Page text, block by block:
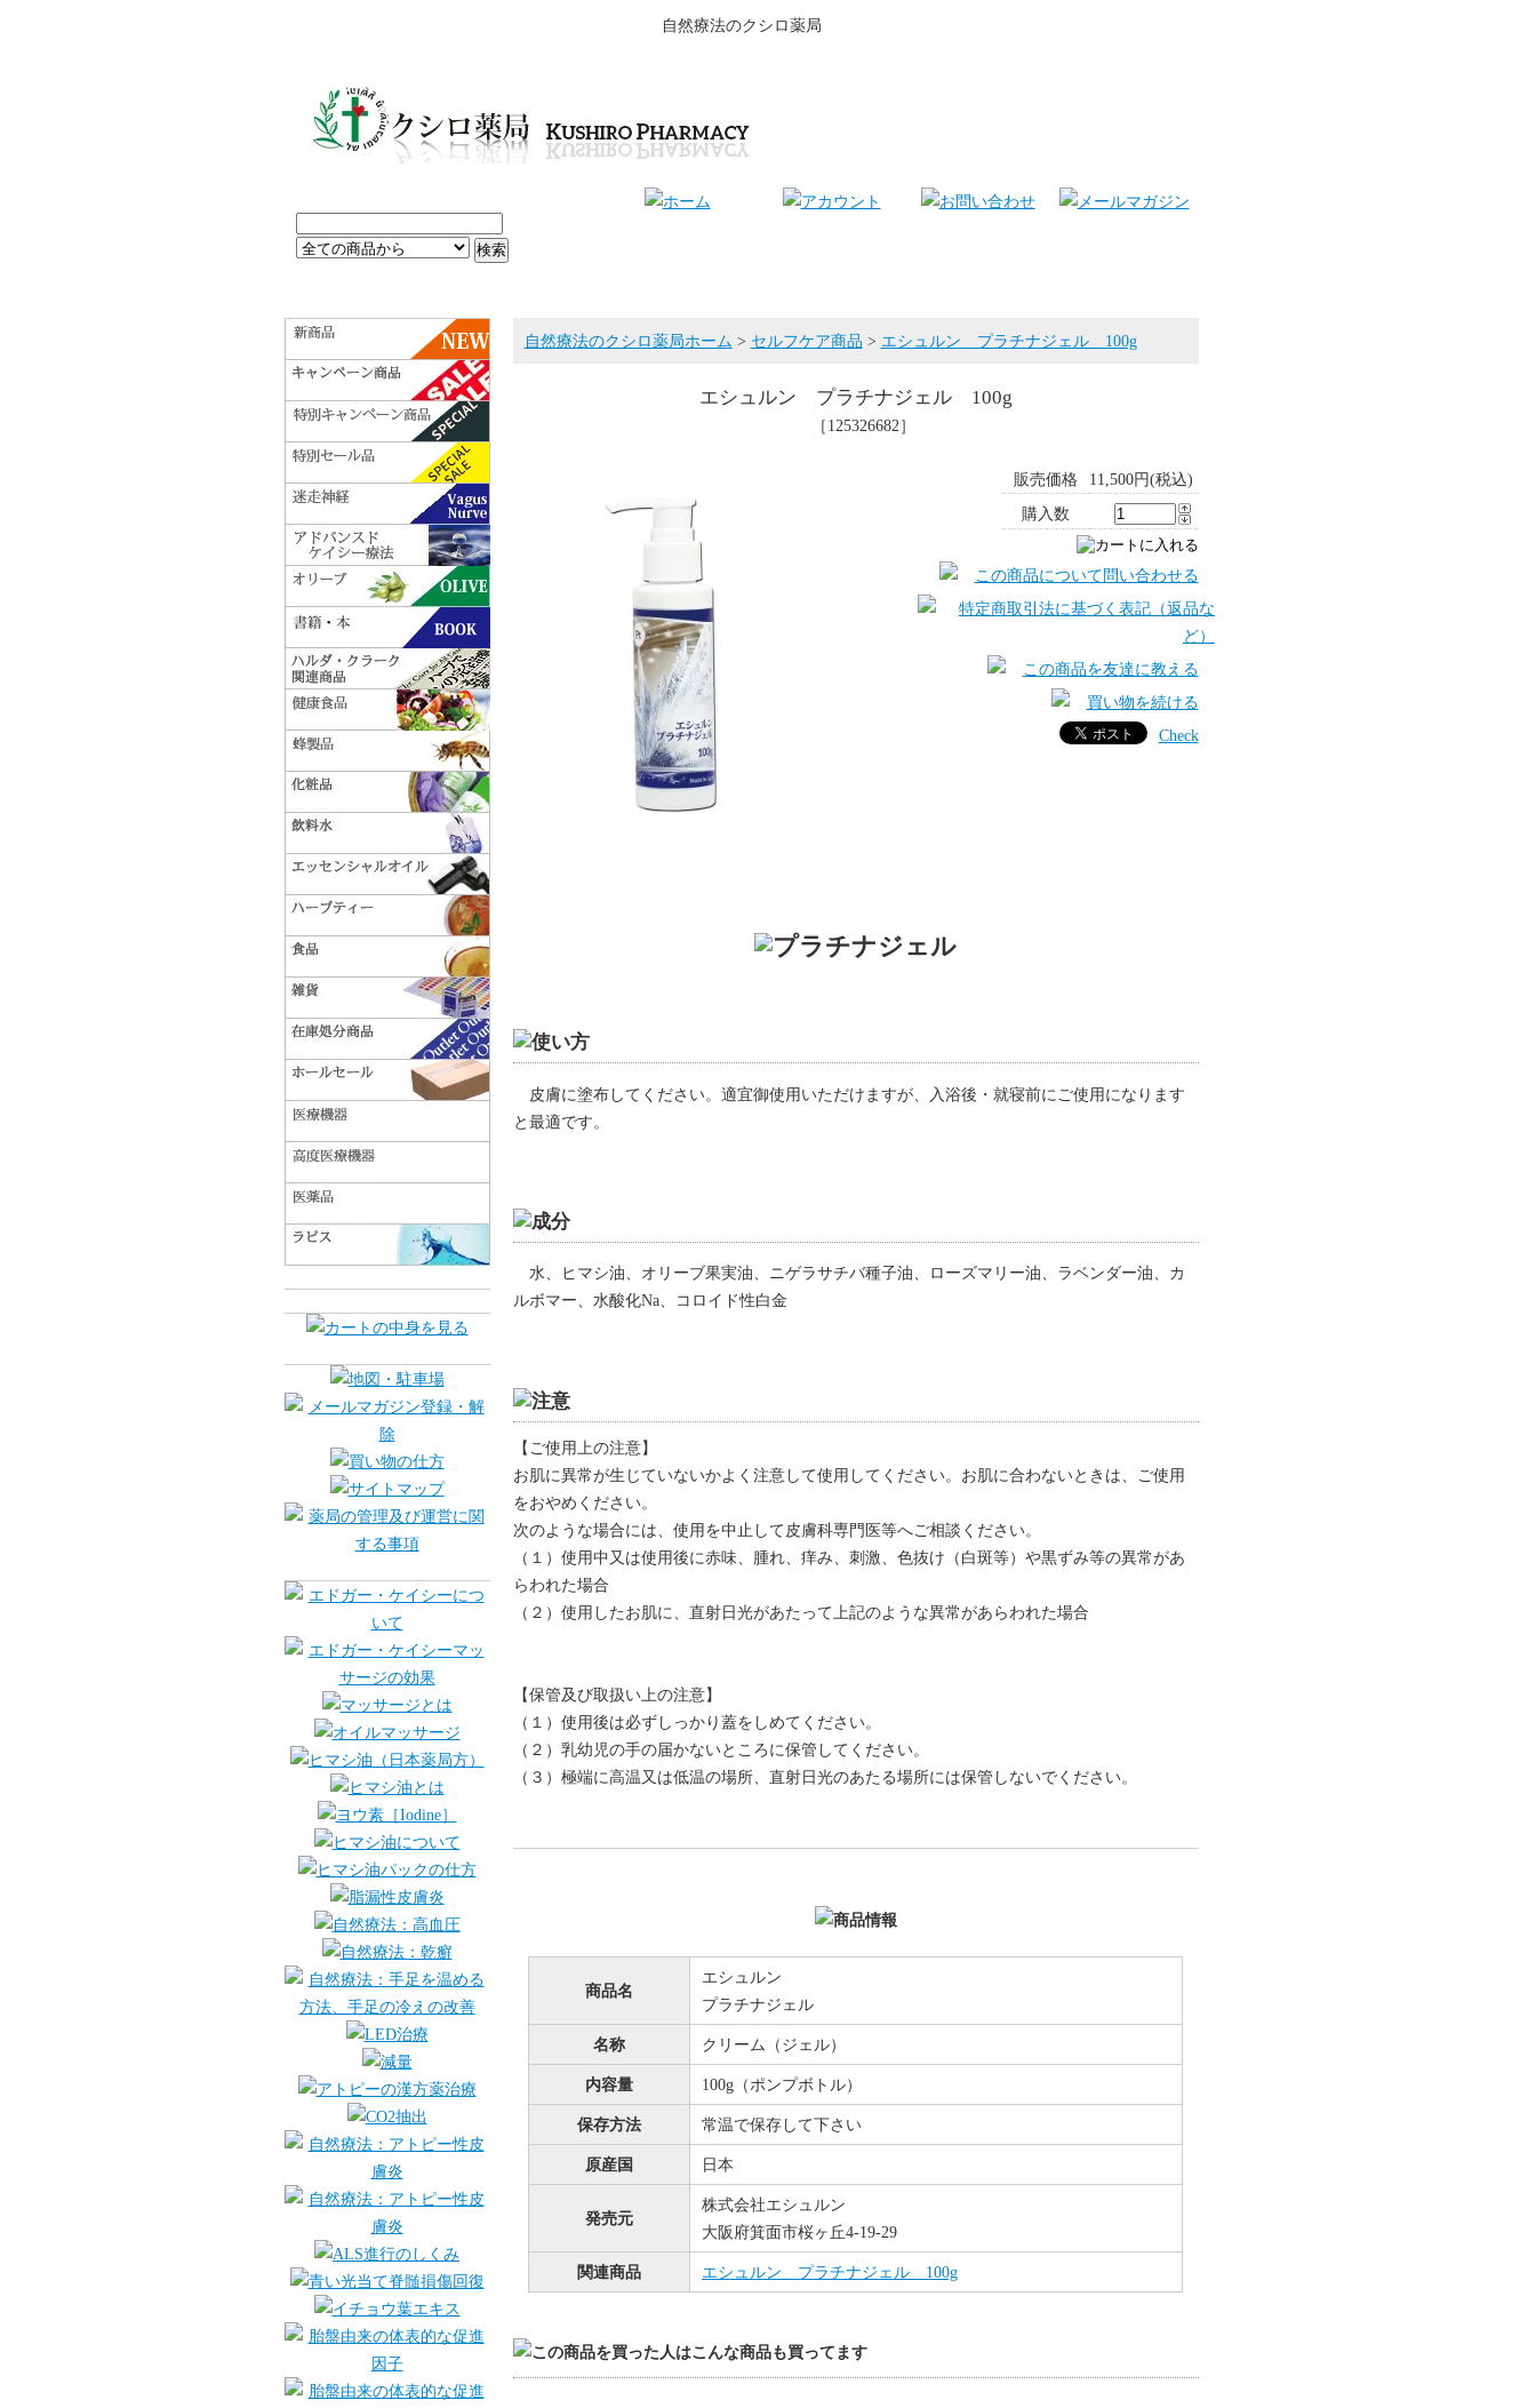
自然療法のクシロ薬局
自然療法のクシロ薬局ホーム > セルフケア商品 > エシュルン プラチナジェル 100g
エシュルン プラチナジェル 100g
［125326682］
販売価格
11,500円(税込)
購入数
Check
皮膚に塗布してください。適宜御使用いただけますが、入浴後・就寝前にご使用になります
と最適です。
水、ヒマシ油、オリーブ果実油、ニゲラサチバ種子油、ローズマリー油、ラベンダー油、カ
ルボマー、水酸化Na、コロイド性白金
【ご使用上の注意】
お肌に異常が生じていないかよく注意して使用してください。お肌に合わないときは、ご使用
をおやめください。
次のような場合には、使用を中止して皮膚科専門医等へご相談ください。
（１）使用中又は使用後に赤味、腫れ、痒み、刺激、色抜け（白斑等）や黒ずみ等の異常があ
らわれた場合
（２）使用したお肌に、直射日光があたって上記のような異常があらわれた場合
【保管及び取扱い上の注意】
（１）使用後は必ずしっかり蓋をしめてください。
（２）乳幼児の手の届かないところに保管してください。
（３）極端に高温又は低温の場所、直射日光のあたる場所には保管しないでください。
商品名
エシュルン
プラチナジェル
名称 クリーム（ジェル）
内容量 100g（ポンプボトル）
保存方法 常温で保存して下さい
原産国 日本
発売元
株式会社エシュルン
大阪府箕面市桜ヶ丘4-19-29
関連商品 エシュルン プラチナジェル 100g